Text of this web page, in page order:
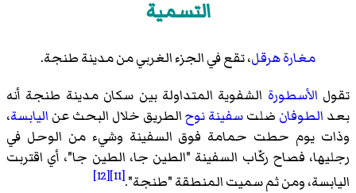
التسمية
مغارة هرقل، تقع في الجزء الغربي من مدينة طنجة.
تقول الأسطورة الشفوية المتداولة بين سكان مدينة طنجة أنه
بعد الطوفان ضلتسفينة نوحالطريق خلال البحث عن اليابسة،
وذات يوم حطت حمامة فوق السفينة وشيء من الوحل في
رجليها، فصاح ركّاب السفينة "الطين جا، الطين جا"، أي اقتربت
اليابسة، ومن ثم سميت المنطقة "طنجة".[11]
[12]